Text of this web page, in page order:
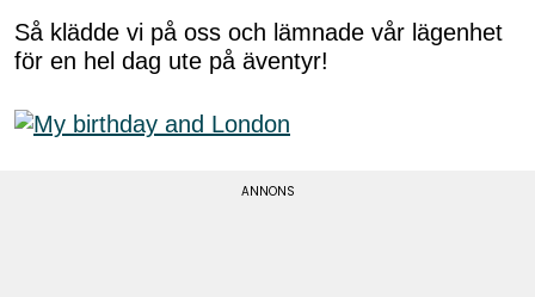
Så klädde vi på oss och lämnade vår lägenhet
för en hel dag ute på äventyr!